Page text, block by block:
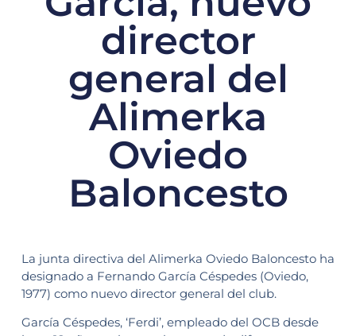
director
general del
Alimerka
Oviedo
Baloncesto
La junta directiva del Alimerka Oviedo Baloncesto ha
designado a Fernando García Céspedes (Oviedo,
1977) como nuevo director general del club.
García Céspedes, ‘Ferdi’, empleado del OCB desde